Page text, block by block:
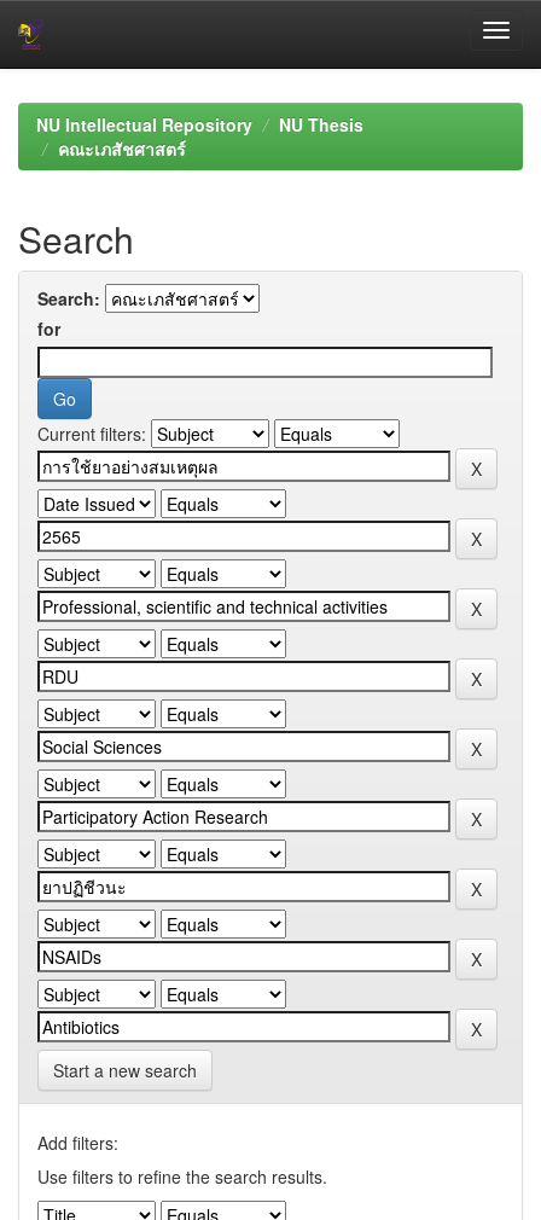
navigationNU Intellectual Repository
NU Thesis
คณะเภสัชศาสตร์
Search
Search:
for
Current filters:
Start a new search
Add filters:
Use filters to refine the search results.